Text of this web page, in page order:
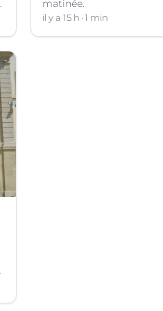
matinée.
il y a 15 h 1 min